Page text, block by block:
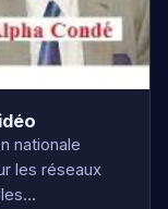
nationale
les réseaux